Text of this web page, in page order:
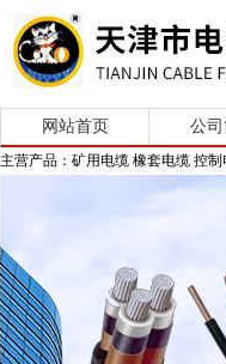
网站首页 公
主营产品：矿用电缆 橡套电缆 控